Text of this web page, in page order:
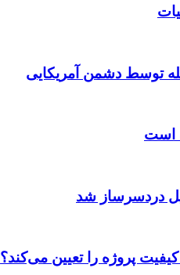
توسط دشمن آمریکایی
است
دردسرساز شد
پروژه را تعیین می‌کند؟